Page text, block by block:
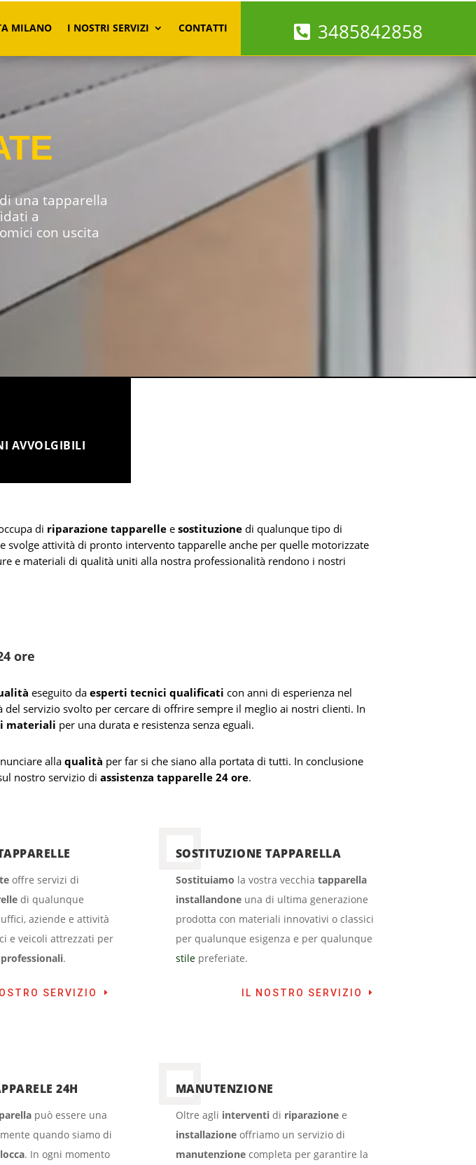
MILANO I NOSTRI SERVIZI CONTATTI 3485842858
una tapparella
a
con uscita
AVVOLGIBILI
di riparazione tapparelle esostituzione di qualunque tipo di
svolge attività di pronto intervento tapparelle anche per quelle motorizzate
e materiali di qualità uniti alla nostra professionalità rendono i nostri
ore
eseguito daesperti tecnici qualificati con anni di esperienza nel
servizio svolto per cercare di offrire sempre il meglio ai nostri clienti. In
materiali per una durata e resistenza senza eguali.
allaqualità per far si che siano alla portata di tutti. In conclusione
nostro servizio diassistenza tapparelle 24 ore.
offre servizi di
di qualunque
aziende e attività
e veicoli attrezzati per
.
SERVIZIO
SOSTITUZIONE TAPPARELLA
Sostituiamo la vostra vecchia tapparella
installandoneuna di ultima generazione
prodotta con materiali innovativi o classici
per qualunque esigenza e per qualunque
stilepreferiate.
IL NOSTRO SERVIZIO
24H
può essere una
quando siamo di
. In ogni momento
MANUTENZIONE
Oltre agli interventidi riparazionee
installazioneoffriamo un servizio di
manutenzionecompleta per garantire la